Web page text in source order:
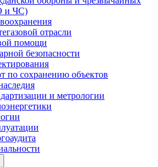
и ЧС)
отрасли
помощи
безопасности
по сохранению объектов
и метрологии